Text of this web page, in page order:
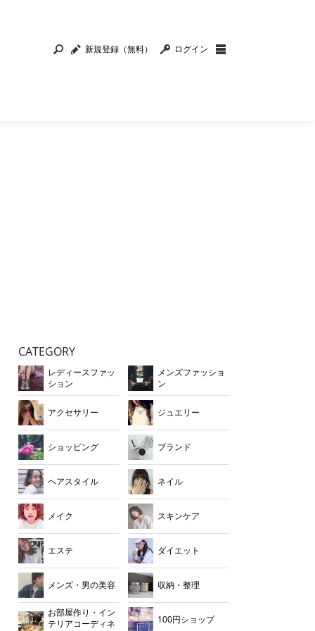
新規登録（無料） ログイン
CATEGORY
レディースファッ
ション
メンズファッショ
ン
アクセサリー ジュエリー
ショッピング ブランド
ヘアスタイル ネイル
メイク スキンケア
エステ ダイエット
メンズ・男の美容 収納・整理
お部屋作り・イン
テリアコーディネ
100円ショップ